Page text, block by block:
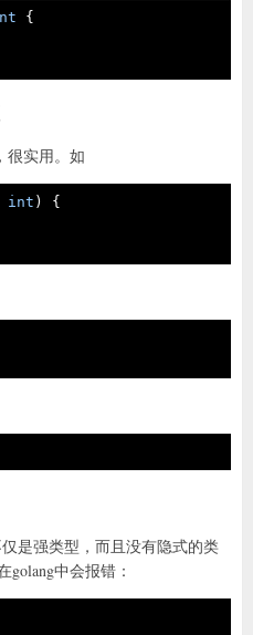
{
很实用。如
int )
{
是强类型，而且没有隐式的类
中会报错：